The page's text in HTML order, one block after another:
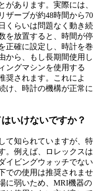
があります。実際には、
ザーブが約48時間から70
くらいは問題なく動き続
を放置すると、時間が停
正確に設定し、時計を巻
から、もし長期間使用し
ングマシンを使用する
奨されます。これによ
け、時計の機構が正常に
いけないですか？
て知られていますが、特
。例えば、ロレックスは
イビングウォッチでない
での使用は推奨されませ
に弱いため、MRI機器の